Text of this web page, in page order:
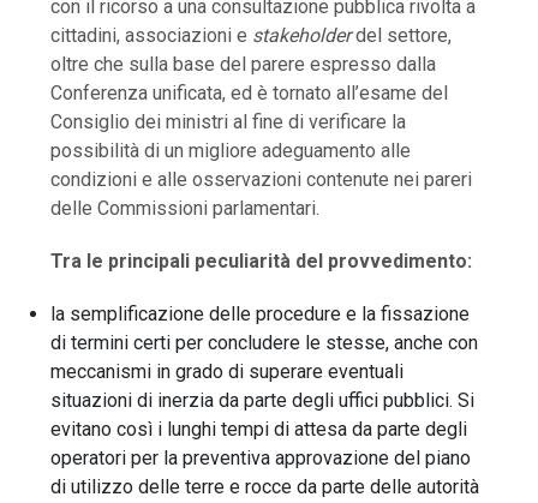
con il ricorso a una consultazione pubblica rivolta a
cittadini, associazioni e stakeholderdel settore,
oltre che sulla base del parere espresso dalla
Conferenza unificata, ed è tornato all’esame del
Consiglio dei ministri al fine di verificare la
possibilità di un migliore adeguamento alle
condizioni e alle osservazioni contenute nei pareri
delle Commissioni parlamentari.
Tra le principali peculiarità del provvedimento:
la semplificazione delle procedure e la fissazione
di termini certi per concludere le stesse, anche con
meccanismi in grado di superare eventuali
situazioni di inerzia da parte degli uffici pubblici. Si
evitano così i lunghi tempi di attesa da parte degli
operatori per la preventiva approvazione del piano
di utilizzo delle terre e rocce da parte delle autorità